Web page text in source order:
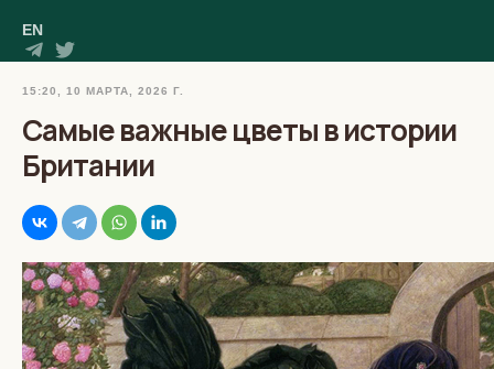
EN
15:20, 10 МАРТА, 2026 Г.
Самые важные цветы в истории
Британии